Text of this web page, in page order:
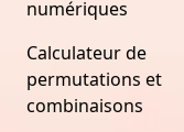
numériques
Calculateur de
permutations et
combinaisons